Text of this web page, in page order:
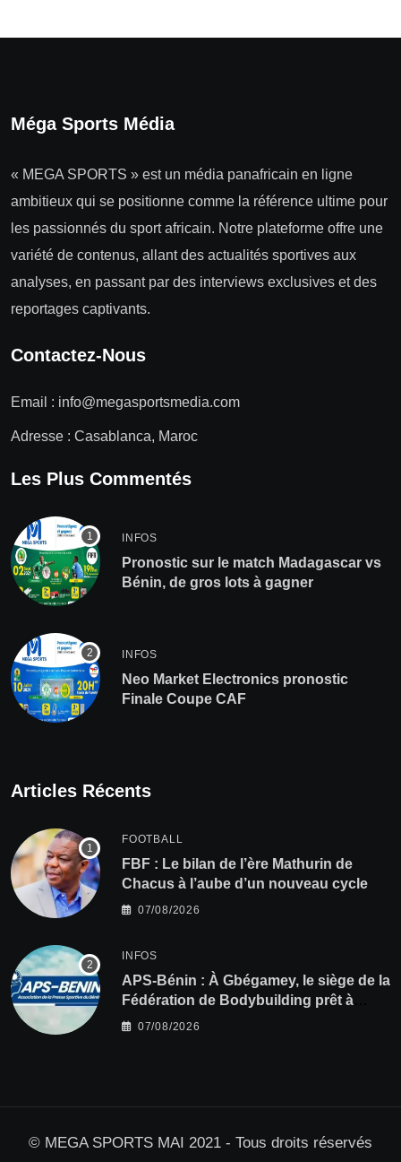
Méga Sports Média
« MEGA SPORTS » est un média panafricain en ligne
ambitieux qui se positionne comme la référence ultime pour
les passionnés du sport africain. Notre plateforme offre une
variété de contenus, allant des actualités sportives aux
analyses, en passant par des interviews exclusives et des
reportages captivants.
Contactez-Nous
Email : info@megasportsmedia.com
Adresse : Casablanca, Maroc
Les Plus Commentés
INFOS
Pronostic sur le match Madagascar vs
Bénin, de gros lots à gagner
INFOS
Neo Market Electronics pronostic
Finale Coupe CAF
Articles Récents
FOOTBALL
FBF : Le bilan de l’ère Mathurin de
Chacus à l’aube d’un nouveau cycle
07/08/2026
INFOS
APS-Bénin : À Gbégamey, le siège de la
Fédération de Bodybuilding prêt à
accueillir l’AG élective 2026
07/08/2026
© MEGA SPORTS MAI 2021 - Tous droits réservés